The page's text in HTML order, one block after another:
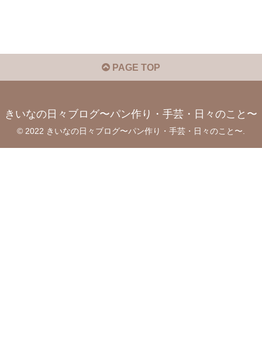
PAGE TOP
きいなの日々ブログ〜パン作り・手芸・日々のこと〜
© 2022 きいなの日々ブログ〜パン作り・手芸・日々のこと〜.